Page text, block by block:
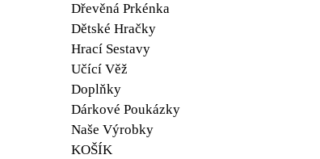
Dřevěná Prkénka
Dětské Hračky
Hrací Sestavy
Učící Věž
Doplňky
Dárkové Poukázky
Naše Výrobky
KOŠÍK